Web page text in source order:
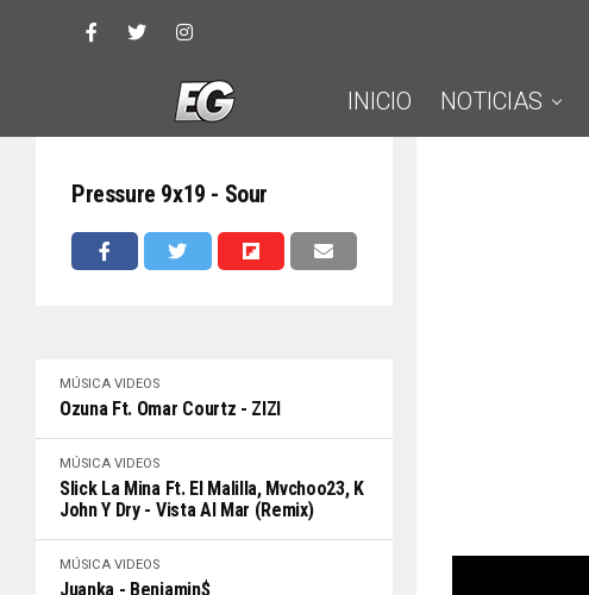
INICIO NOTICIAS
Pressure 9x19 - Sour
MÚSICA VIDEOS
Ozuna Ft. Omar Courtz - ZIZI
MÚSICA VIDEOS
Slick La Mina Ft. El Malilla, Mvchoo23, K
John Y Dry - Vista Al Mar (Remix)
MÚSICA VIDEOS
Juanka - Benjamin$